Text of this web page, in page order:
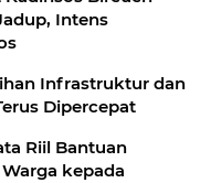
Intens
Infrastruktur dan
Dipercepat
Riil Bantuan
kepada